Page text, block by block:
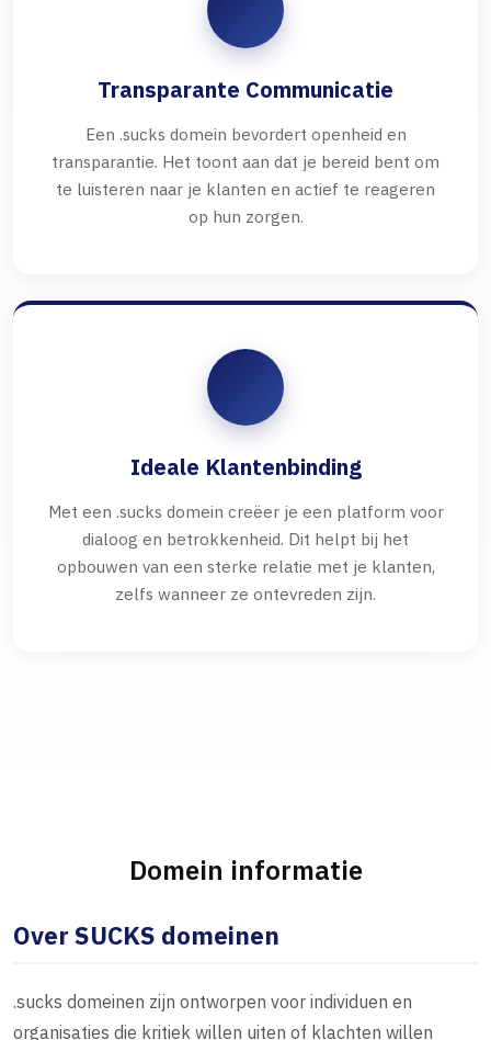
Transparante Communicatie
Een .sucks domein bevordert openheid en
transparantie. Het toont aan dat je bereid bent om
te luisteren naar je klanten en actief te reageren
op hun zorgen.
Ideale Klantenbinding
Met een .sucks domein creëer je een platform voor
dialoog en betrokkenheid. Dit helpt bij het
opbouwen van een sterke relatie met je klanten,
zelfs wanneer ze ontevreden zijn.
Domein informatie
Over SUCKS domeinen
.sucks domeinen zijn ontworpen voor individuen en
organisaties die kritiek willen uiten of klachten willen